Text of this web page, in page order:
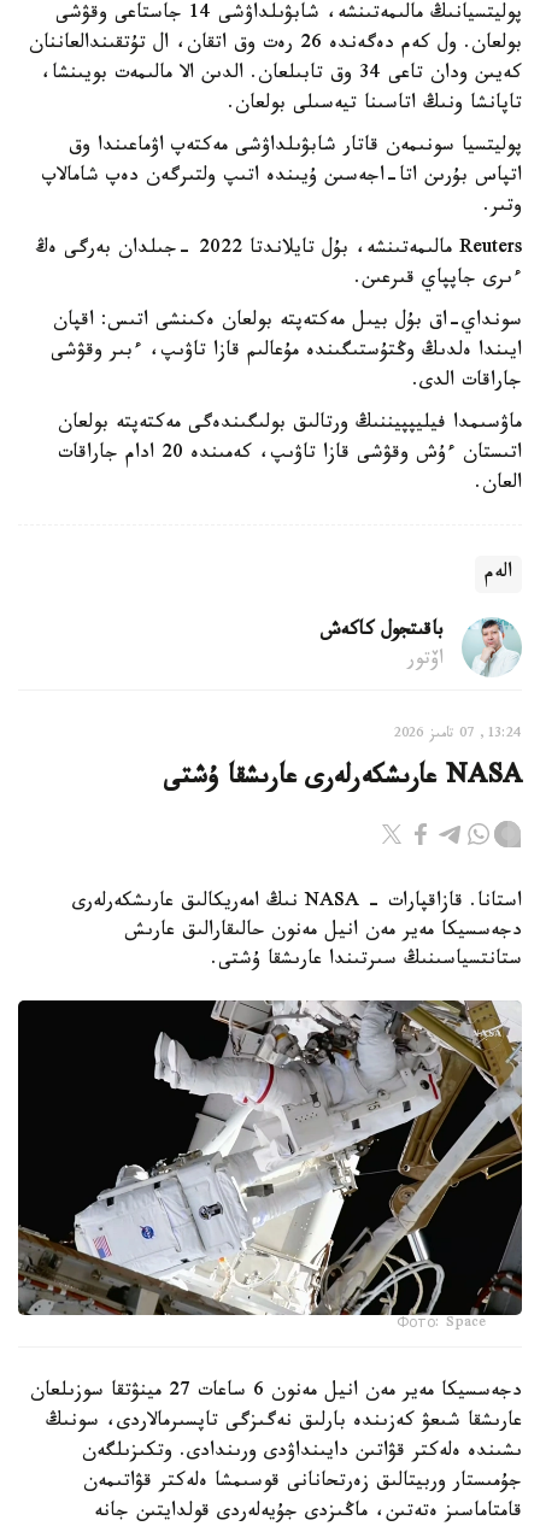
پوليتسيانىڭ مالىمەتىنشە، شابۋىلداۋشى 14 جاستاعى وقۋشى
بولعان. ول كەم دەگەندە 26 رەت وق اتقان، ال تۇتقىندالعاننان
كەيىن ودان تاعى 34 وق تابىلعان. الدىن الا مالىمەت بويىنشا،
تاپانشا ونىڭ اتاسىنا تيەسىلى بولعان.
پوليتسيا سونىمەن قاتار شابۋىلداۋشى مەكتەپ اۋماعىندا وق
اتپاس بۇرىن اتا-اجەسىن ۇيىندە اتىپ ولتىرگەن دەپ شامالاپ
وتىر.
Reuters مالىمەتىنشە، بۇل تايلاندتا 2022 -جىلدان بەرگى ەڭ
ءىرى جاپپاي قىرعىن.
سونداي-اق بۇل بيىل مەكتەپتە بولعان ەكىنشى اتىس: اقپان
ايىندا ەلدىڭ وڭتۇستىگىندە مۇعالىم قازا تاۋىپ، ءبىر وقۋشى
جاراقات الدى.
ماۋسىمدا فيليپپيننىڭ ورتالىق بولىگىندەگى مەكتەپتە بولعان
اتىستان ءۇش وقۋشى قازا تاۋىپ، كەمىندە 20 ادام جاراقات
العان.
الەم
باقىتجول كاكەش
اۆتور
13:24, 07 تامىز 2026
NASA عارىشكەرلەرى عارىشقا ۇشتى
استانا. قازاقپارات - NASA نىڭ امەريكالىق عارىشكەرلەرى
دجەسسيكا مەير مەن انيل مەنون حالىقارالىق عارىش
ستانتسياسىنىڭ سىرتىندا عارىشقا ۇشتى.
Фото: Space
دجەسسيكا مەير مەن انيل مەنون 6 ساعات 27 مينۋتقا سوزىلعان
عارىشقا شىعۋ كەزىندە بارلىق نەگىزگى تاپسىرمالاردى، سونىڭ
ىشىندە ەلەكتر قۋاتىن دايىنداۋدى ورىندادى. وتكىزىلگەن
جۇمىستار وربيتالىق زەرتحانانى قوسىمشا ەلەكتر قۋاتىمەن
قامتاماسىز ەتەتىن، ماڭىزدى جۇيەلەردى قولدايتىن جانە